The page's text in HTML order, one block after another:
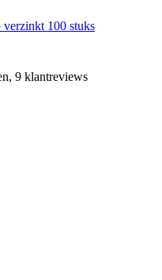
100 stuks
9 klantreviews